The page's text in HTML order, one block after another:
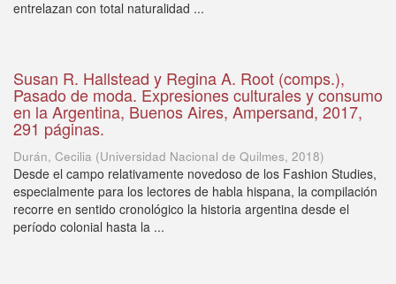
entrelazan con total naturalidad ...
Susan R. Hallstead y Regina A. Root (comps.),
Pasado de moda. Expresiones culturales y consumo
en la Argentina, Buenos Aires, Ampersand, 2017,
291 páginas.
Durán, Cecilia (Universidad Nacional de Quilmes, 2018)
Desde el campo relativamente novedoso de los Fashion Studies,
especialmente para los lectores de habla hispana, la compilación
recorre en sentido cronológico la historia argentina desde el
período colonial hasta la ...